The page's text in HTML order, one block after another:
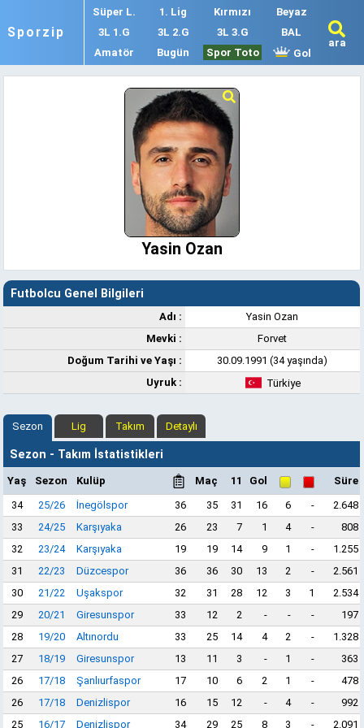
Sporzip
Süper L. 1. Lig Kırmızı
Beyaz
3L 1.G
3L 2.G 3L 3.G
BAL
Amatör
Bugün Spor Toto Gol
ara
Yasin Ozan
Futbolcu Genel Bilgileri
Adı :
Yasin Ozan
Mevki :
Forvet
Doğum Tarihi ve Yaşı :
30.09.1991 (34 yaşında)
Uyruk :
Türkiye
Sezon Lig Takım Detaylı
Sezon - Takım İstatistikleri
Yaş Sezon Kulüp Maç 11 Gol
Süre
34
25/26 İnegölspor 36 35 31 16 6 -
2.648
33
24/25 Karşıyaka 26 23 7 1 4 -
808
32
23/24 Karşıyaka 19 19 14 9 1 -
1.255
31
22/23 Düzcespor 36 36 30 13 2 -
2.561
30
21/22 Uşakspor 32 31 28 12 3 1
2.534
29
20/21 Giresunspor 33 12 2 - - -
197
28
19/20 Altınordu 33 25 14 4 2 -
1.328
27
18/19 Giresunspor 13 11 3 - 1 -
363
26
17/18 Şanlıurfaspor 17 10 6 2 1 -
478
26
17/18 Denizlispor 16 15 12 - 4 -
992
25
16/17 Denizlispor 34 29 25 8 3 - 2.091